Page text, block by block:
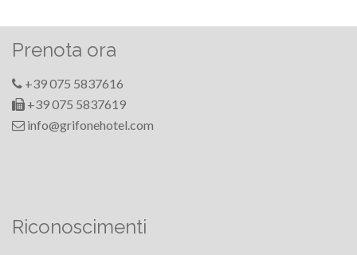
Prenota ora
+39 075 5837616
+39 075 5837619
info@grifonehotel.com
Riconoscimenti